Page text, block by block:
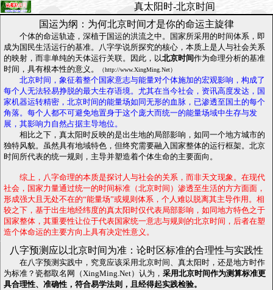
真太阳时-北京时间
国运为纲：为何北京时间才是你的命运主旋律
个体的命运轨迹，深植于国运的洪流之中。国家所采用的时间体系，即
成为国民生活运行的基准。八字学说所探究的核心，本质上是人与社会关系
的映射，而非单纯的天体运行关联。因此，以北京时间作为命理分析的基准
时间，具有根本性的意义。
（http://www.XingMing.Net）
北京时间，象征着整个国家意志与能量对个体施加的宏观影响，构成了
每个人无法轻易挣脱的最大生存语境。尤其在当今社会，资讯高度发达，国
家机器运转精密，北京时间的能量场如同无形的血脉，已渗透至国土的每个
角落。每个人都不可避免地置身于这个庞大而统一的能量场域中生存与发
展，其影响力自然占据主导地位。
相比之下，真太阳时反映的是出生地的局部影响，如同一个地方城市的
独特风貌。虽然具有地域特色，但终究需要融入国家整体的运行框架。北京
时间所代表的统一规则，主导并塑造着个体生命的主要面向。
综上，八字命理的本质是探讨人与社会的关系，而非天文现象。在现代
社会，国家力量通过统一的时间标准（北京时间）渗透至生活的方方面面，
形成强大且无处不在的“能量场”或规则体系，个人难以脱离其主导作用。相
较之下，基于出生地经纬度的真太阳时仅代表局部影响，如同地方特色之于
国家整体，其重要性让位于代表国家统一意志与规则的北京时间，后者在塑
造个体命运的主要方向上具有决定性意义。
八字预测应以北京时间为准：论时区标准的合理性与实践性
在八字预测实践中，究竟应该采用北京时间、真太阳时，还是地方时作
为标准？瓷都取名网（XingMing.Net）认为， 采用北京时间作为测算标准更
具合理性、准确性，符合易学法则，且经得起实践检验。